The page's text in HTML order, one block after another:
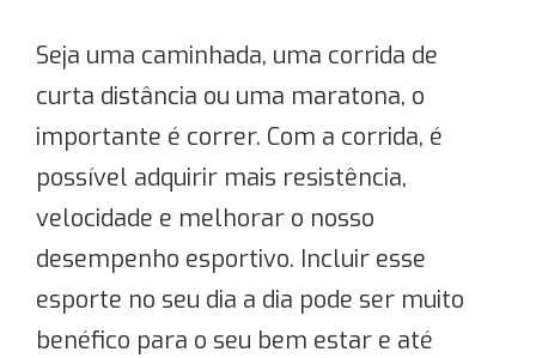
Seja uma caminhada, uma corrida de
curta distância ou uma maratona, o
importante é correr. Com a corrida, é
possível adquirir mais resistência,
velocidade e melhorar o nosso
desempenho esportivo. Incluir esse
esporte no seu dia a dia pode ser muito
benéfico para o seu bem estar e até